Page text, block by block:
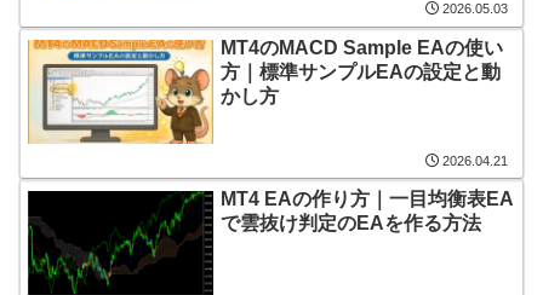
2026.05.03
MT4のMACD Sample EAの使い
方｜標準サンプルEAの設定と動
かし方
2026.04.21
MT4 EAの作り方｜一目均衡表EA
で雲抜け判定のEAを作る方法